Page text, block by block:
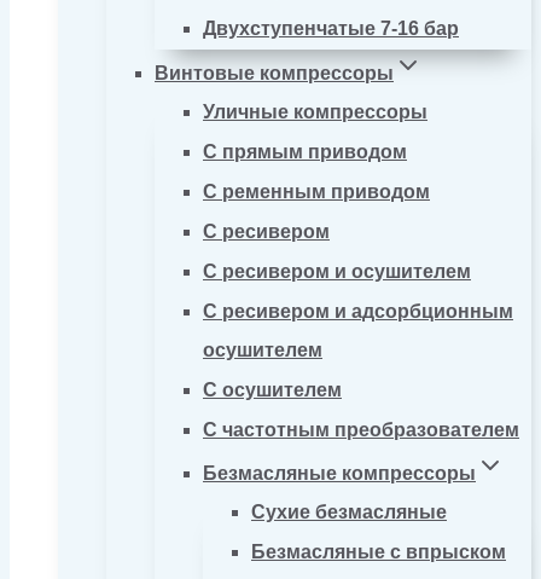
Двухступенчатые 7-16 бар
Винтовые компрессоры
Уличные компрессоры
С прямым приводом
С ременным приводом
С ресивером
С ресивером и осушителем
С ресивером и адсорбционным
осушителем
С осушителем
С частотным преобразователем
Безмасляные компрессоры
Сухие безмасляные
Безмасляные с впрыском